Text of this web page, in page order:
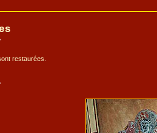
restaurées.